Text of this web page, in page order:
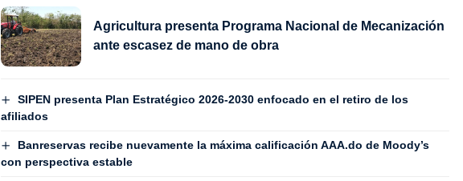
Agricultura presenta Programa Nacional de Mecanización
ante escasez de mano de obra
SIPEN presenta Plan Estratégico 2026-2030 enfocado en el retiro de los
afiliados
Banreservas recibe nuevamente la máxima calificación AAA.do de Moody’s
con perspectiva estable